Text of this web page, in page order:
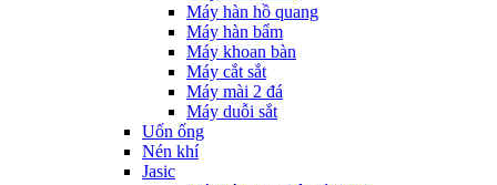
Máy hàn hồ quang
Máy hàn bẩm
Máy khoan bàn
Máy cắt sắt
Máy mài 2 đá
Máy duỗi sắt
Uốn ống
Nén khí
Jasic